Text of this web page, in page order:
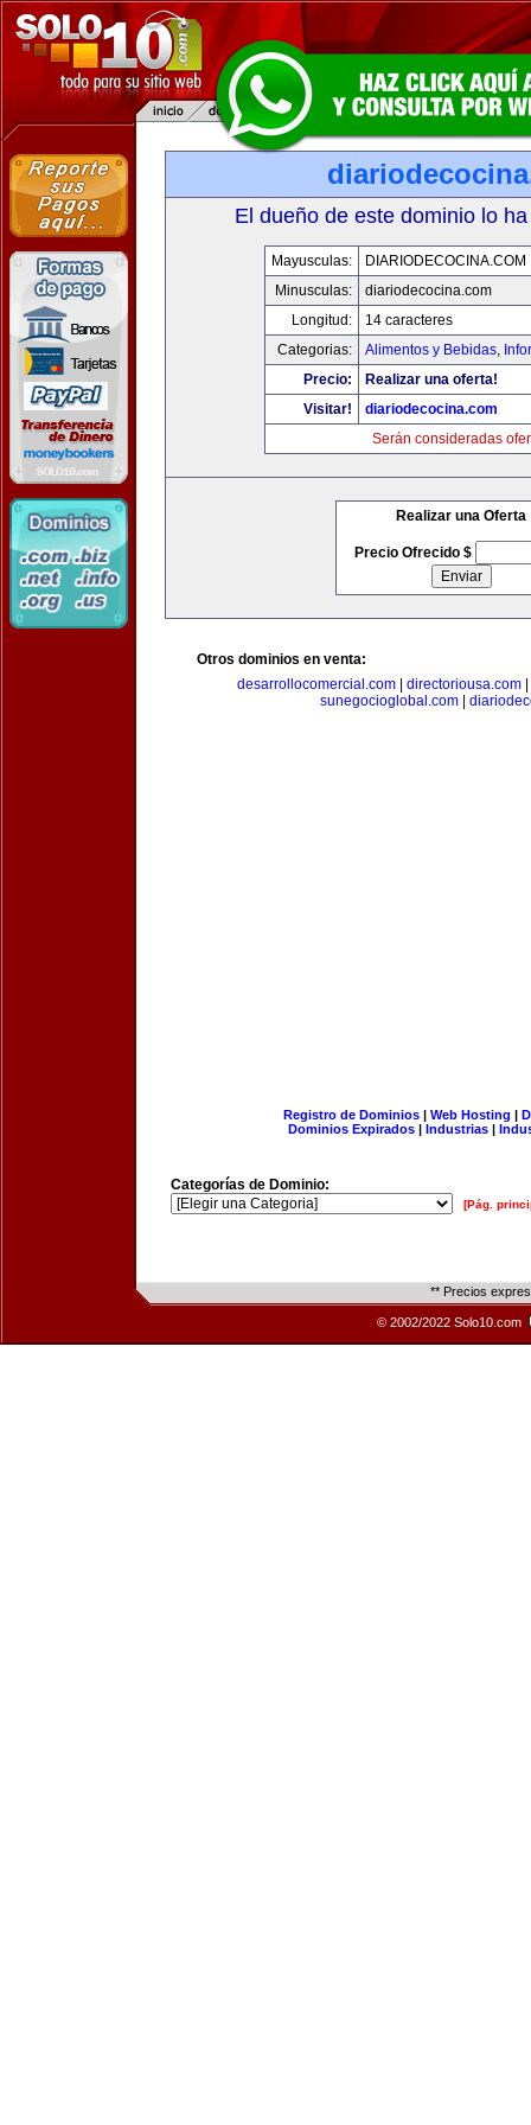
El dueño de este dominio lo
Mayusculas:
DIARIODECOCINA.COM
Minusculas:
diariodecocina.com
Longitud:
14 caracteres
Categorias:
Alimentos y Bebidas,
Precio:
Realizar una oferta!
Visitar!
diariodecocina.com
Serán consideradas
Realizar una Oferta
Precio Ofrecido $
Otros dominios en venta:
desarrollocomercial.com
directoriousa.com
sunegocioglobal.com|
Registro de Dominios| Web Hosting |
Dominios Expirados | Industrias |
Categorías de Dominio:
[Pág.
** Precios
© 2002/2022 Solo10.com